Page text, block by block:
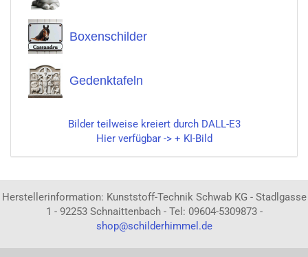
Boxenschilder
Gedenktafeln
Bilder teilweise kreiert durch DALL-E3
Hier verfügbar -> + KI-Bild
Herstellerinformation: Kunststoff-Technik Schwab KG - Stadlgasse
1 - 92253 Schnaittenbach - Tel: 09604-5309873 -
shop@schilderhimmel.de